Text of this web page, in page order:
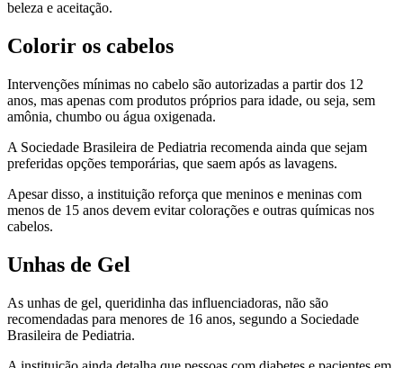
beleza e aceitação.
Colorir os cabelos
Intervenções mínimas no cabelo são autorizadas a partir dos 12
anos, mas apenas com produtos próprios para idade, ou seja, sem
amônia, chumbo ou água oxigenada.
A Sociedade Brasileira de Pediatria recomenda ainda que sejam
preferidas opções temporárias, que saem após as lavagens.
Apesar disso, a instituição reforça que meninos e meninas com
menos de 15 anos devem evitar colorações e outras químicas nos
cabelos.
Unhas de Gel
As unhas de gel, queridinha das influenciadoras, não são
recomendadas para menores de 16 anos, segundo a Sociedade
Brasileira de Pediatria.